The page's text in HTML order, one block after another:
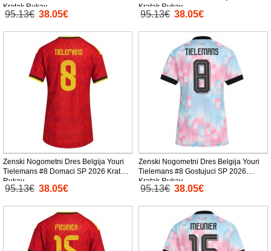
Kratak Rukav
95.13€ 38.05€
Kratak Rukav
95.13€ 38.05€
Zenski Nogometni Dres Belgija Youri
Tielemans #8 Domaci SP 2026 Kratak
Rukav
95.13€ 38.05€
Zenski Nogometni Dres Belgija Youri
Tielemans #8 Gostujuci SP 2026
Kratak Rukav
95.13€ 38.05€